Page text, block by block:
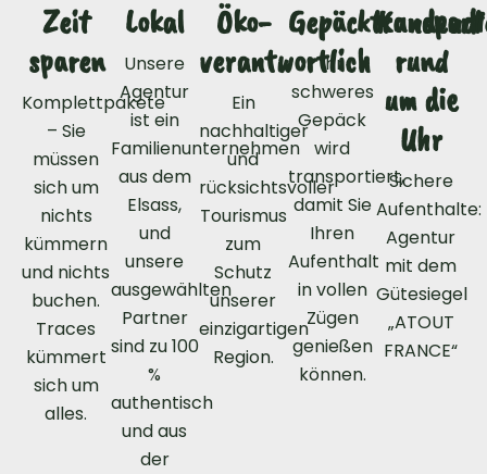
Zeit
sparen
Komplettpakete
– Sie
müssen
sich um
nichts
kümmern
und nichts
buchen.
Traces
kümmert
sich um
alles.
Lokal
Unsere
Agentur
ist ein
Familienunternehmen
aus dem
Elsass,
und
unsere
ausgewählten
Partner
sind zu 100
%
authentisch
und aus
der
Öko-
verantwortlich
Ein
nachhaltiger
und
rücksichtsvoller
Tourismus
zum
Schutz
unserer
einzigartigen
Region.
Gepäcktransport
Ihr
schweres
Gepäck
wird
transportiert,
damit Sie
Ihren
Aufenthalt
in vollen
Zügen
genießen
können.
rund
um die
Uhr
Sichere
Aufenthalte:
Agentur
mit dem
Gütesiegel
„ATOUT
FRANCE“